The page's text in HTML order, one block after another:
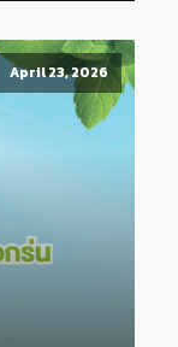
April 23, 2026